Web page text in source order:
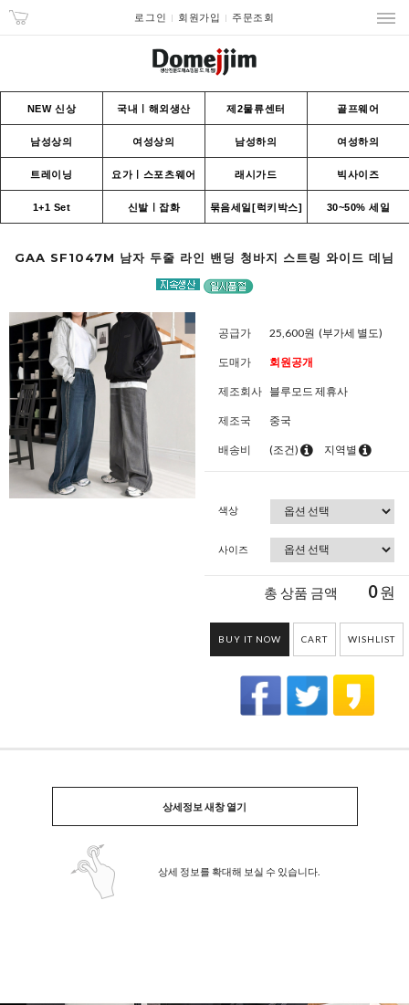
로그인 회원가입 주문조회
NEW 신상 국내ㅣ해외생산 제2물류센터 골프웨어
남성상의 여성상의 남성하의 여성하의
트레이닝 요가ㅣ스포츠웨어 래시가드 빅사이즈
1+1 Set 신발ㅣ잡화 묶음세일[럭키박스] 30~50% 세일
GAA SF1047M 남자 두줄 라인 밴딩 청바지 스트링 와이드 데님
공급가 25,600원 (부가세 별도)
도매가 회원공개
제조회사 블루모드 제휴사
제조국 중국
배송비 (조건) 지역별
색상
사이즈
총 상품 금액 0원
BUY IT NOW CART WISHLIST
상세정보 새창 열기
상세 정보를 확대해 보실 수 있습니다.